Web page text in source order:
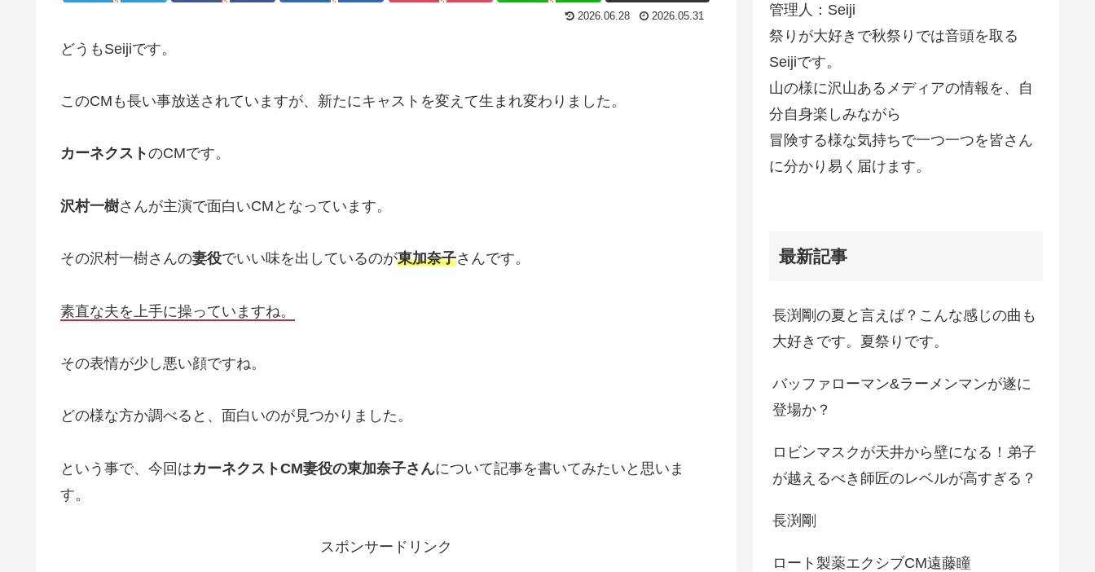
2026.06.28 2026.05.31
どうもSeijiです。
このCMも長い事放送されていますが、新たにキャストを変えて生まれ変わりました。
カーネクストのCMです。
沢村一樹さんが主演で面白いCMとなっています。
その沢村一樹さんの妻役でいい味を出しているのが東加奈子さんです。
素直な夫を上手に操っていますね。
その表情が少し悪い顔ですね。
どの様な方か調べると、面白いのが見つかりました。
という事で、今回はカーネクストCM妻役の東加奈子さんについて記事を書いてみたいと思いま
す。
スポンサードリンク
管理人：Seiji
祭りが大好きで秋祭りでは音頭を取る
Seijiです。
山の様に沢山あるメディアの情報を、自
分自身楽しみながら
冒険する様な気持ちで一つ一つを皆さん
に分かり易く届けます。
最新記事
長渕剛の夏と言えば？こんな感じの曲も
大好きです。夏祭りです。
バッファローマン&ラーメンマンが遂に
登場か？
ロビンマスクが天井から壁になる！弟子
が越えるべき師匠のレベルが高すぎる？
長渕剛
ロート製薬エクシブCM遠藤瞳